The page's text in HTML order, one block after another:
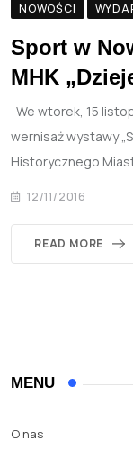
NOWOŚCI
Sport w
MHK
We wtorek, 15
wernisaż wystawy
Historycznego
12/11/2016
READ MORE
MENU
O nas